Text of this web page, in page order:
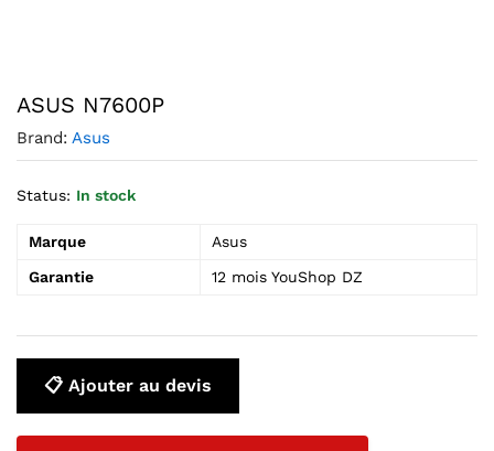
ASUS N7600P
Brand: Asus
Status: In stock
Marque
Asus
Garantie
12 mois YouShop DZ
📋 Ajouter au devis